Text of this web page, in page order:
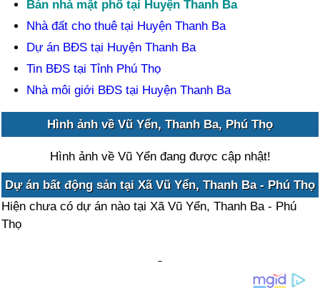
Bán nhà mặt phố tại Huyện Thanh Ba
Nhà đất cho thuê tại Huyện Thanh Ba
Dự án BĐS tại Huyện Thanh Ba
Tin BĐS tại Tỉnh Phú Thọ
Nhà môi giới BĐS tại Huyện Thanh Ba
Hình ảnh về Vũ Yển, Thanh Ba, Phú Thọ
Hình ảnh về Vũ Yển đang được cập nhật!
Dự án bất động sản tại Xã Vũ Yển, Thanh Ba - Phú Thọ
Hiện chưa có dự án nào tại Xã Vũ Yển, Thanh Ba - Phú
Thọ